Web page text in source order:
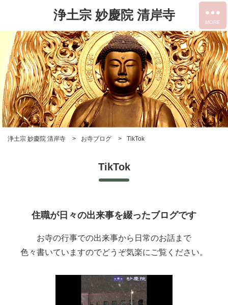
浄土宗 妙慶院 清岸寺
浄土宗 妙慶院 清岸寺 お寺ブログ TikTok
TikTok
住職が日々の出来事を綴ったブログです
お寺の行事での出来事から日常のお話まで
色々書いていますのでどうぞ気楽にご覧ください。